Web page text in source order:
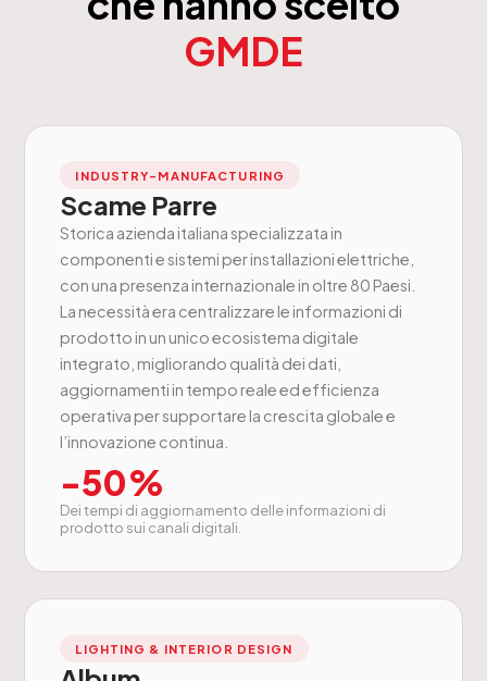
GMDE
INDUSTRY-MANUFACTURING
Scame Parre
Storica azienda italiana specializzata in
componenti e sistemi per installazioni elettriche,
con una presenza internazionale in oltre 80 Paesi.
La necessità era centralizzare le informazioni di
prodotto in un unico ecosistema digitale
integrato, migliorando qualità dei dati,
aggiornamenti in tempo reale ed efficienza
operativa per supportare la crescita globale e
l’innovazione continua.
-50%
Dei tempi di aggiornamento delle informazioni di
prodotto sui canali digitali.
LIGHTING & INTERIOR DESIGN